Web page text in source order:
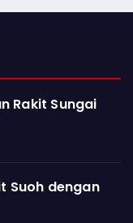
Rakit Sungai
Suoh dengan